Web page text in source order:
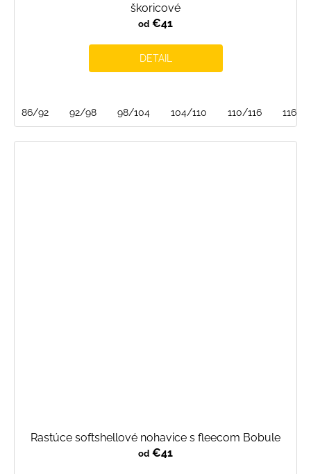
škoricové
od €41
DETAIL
86/92 92/98 98/104 104/110 110/116 116/
Rastúce softshellové nohavice s fleecom Bobule
od €41